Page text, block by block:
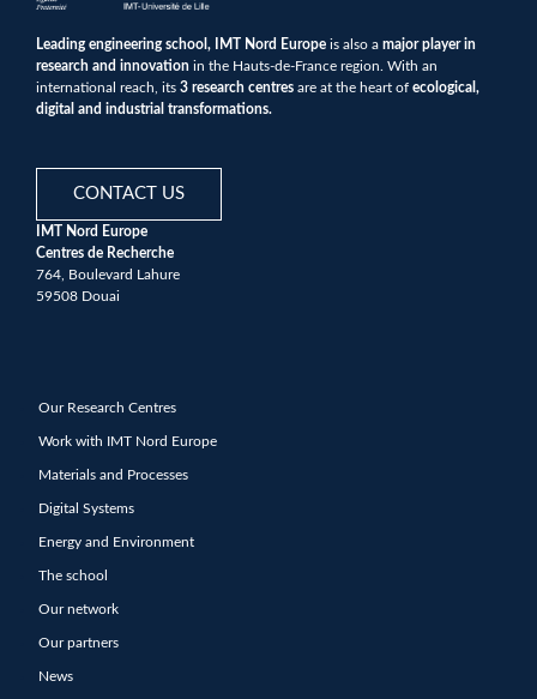
Leading engineering school, IMT Nord Europe is also a major player in
research and innovation in the Hauts-de-France region. With an
international reach, its 3 research centres are at the heart of ecological,
digital and industrial transformations.
CONTACT US
IMT Nord Europe
Centres de Recherche
764, Boulevard Lahure
59508 Douai
Our Research Centres
Work with IMT Nord Europe
Materials and Processes
Digital Systems
Energy and Environment
The school
Our network
Our partners
News